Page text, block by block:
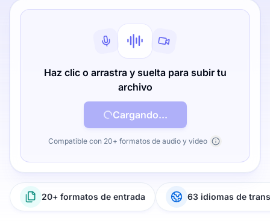
Haz clic o arrastra y suelta para subir tu
archivo
Cargando...
Compatible con 20+ formatos de audio y video
20+ formatos de entrada 63 idiomas de